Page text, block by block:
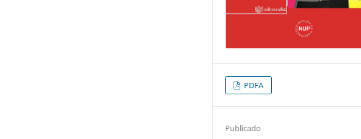
PDFA
Publicado